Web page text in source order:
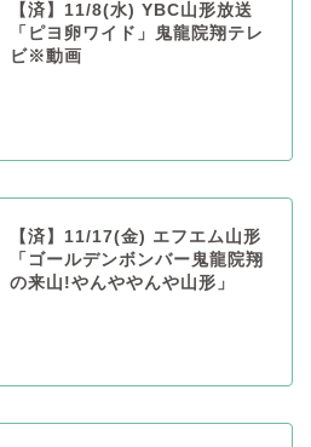
【済】11/8(水) YBC山形放送
「ピヨ卵ワイド」鬼龍院翔テレ
ビ※動画
【済】11/17(金) エフエム山形
「ゴールデンボンバー鬼龍院翔
の来山!やんややんや山形」